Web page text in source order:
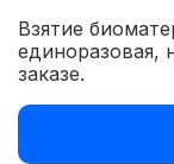
Взятие
единоразовая,
заказе.